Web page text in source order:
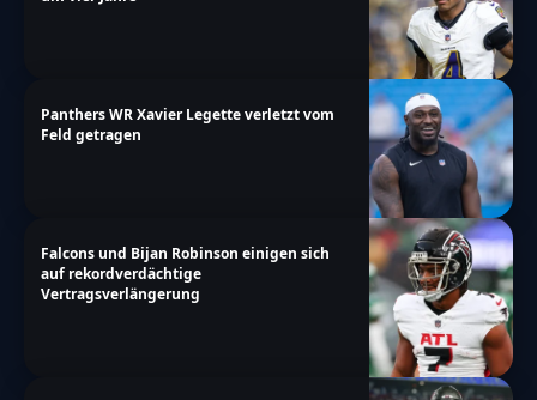
Panthers WR Xavier Legette verletzt vom
Feld getragen
Falcons und Bijan Robinson einigen sich
auf rekordverdächtige
Vertragsverlängerung